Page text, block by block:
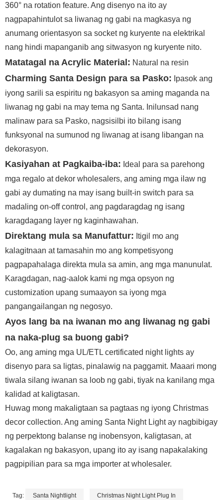
360° na rotation feature. Ang disenyo na ito ay
nagpapahintulot sa liwanag ng gabi na magkasya ng
anumang orientasyon sa socket ng kuryente na elektrikal
nang hindi mapanganib ang sitwasyon ng kuryente nito.
Matatagal na Acrylic Material: Natural na resin
Charming Santa Design para sa Pasko: Ipasok ang
iyong sarili sa espiritu ng bakasyon sa aming maganda na
liwanag ng gabi na may tema ng Santa. Inilunsad nang
malinaw para sa Pasko, nagsisilbi ito bilang isang
funksyonal na sumunod ng liwanag at isang libangan na
dekorasyon.
Kasiyahan at Pagkaiba-iba: Ideal para sa parehong
mga regalo at dekor wholesalers, ang aming mga ilaw ng
gabi ay dumating na may isang built-in switch para sa
madaling on-off control, ang pagdaragdag ng isang
karagdagang layer ng kaginhawahan.
Direktang mula sa Manufattur: Itigil mo ang
kalagitnaan at tamasahin mo ang kompetisyong
pagpapahalaga direkta mula sa amin, ang mga manunulat.
Karagdagan, nag-aalok kami ng mga opsyon ng
customization upang sumaayon sa iyong mga
pangangailangan ng negosyo.
Ayos lang ba na iwanan mo ang liwanag ng gabi
na naka-plug sa buong gabi?
Oo, ang aming mga UL/ETL certificated night lights ay
disenyo para sa ligtas, pinalawig na paggamit. Maaari mong
tiwala silang iwanan sa loob ng gabi, tiyak na kanilang mga
kalidad at kaligtasan.
Huwag mong makaligtaan sa pagtaas ng iyong Christmas
decor collection. Ang aming Santa Night Light ay nagbibigay
ng perpektong balanse ng inobensyon, kaligtasan, at
kagalakan ng bakasyon, upang ito ay isang napakalaking
pagpipilian para sa mga importer at wholesaler.
Tag: Santa Nightlight Christmas Night Light Plug In